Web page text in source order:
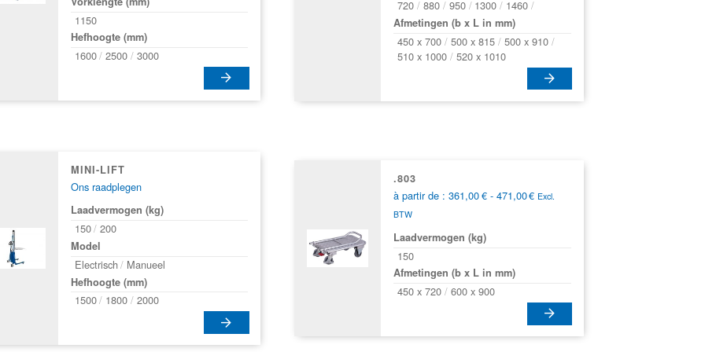
1150
Hefhoogte (mm)
1600 2500 3000
720 880 950 1300 1460
Afmetingen (b x L in mm)
450 x 700 500 x 815
500 x 910
510 x 1000
520 x 1010
gekozen
MINI-LIFT
Ons raadplegen
Laadvermogen (kg)
150 200
Model
Electrisch Manueel
Hefhoogte (mm)
1500 1800 2000
.803
à partir de :361,00€ - 471,00€Prijsklasse:
Excl.
BTW
Laadvermogen (kg)
150
Afmetingen (b x L in mm)
450 x 720 600 x 900